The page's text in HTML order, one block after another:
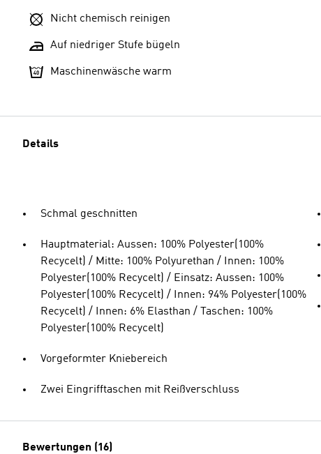
Nicht chemisch reinigen
Auf niedriger Stufe bügeln
Maschinenwäsche warm
Details
Schmal geschnitten
Hauptmaterial: Aussen: 100% Polyester(100%
Recycelt) / Mitte: 100% Polyurethan / Innen: 100%
Polyester(100% Recycelt) / Einsatz: Aussen: 100%
Polyester(100% Recycelt) / Innen: 94% Polyester(100%
Recycelt) / Innen: 6% Elasthan / Taschen: 100%
Polyester(100% Recycelt)
Vorgeformter Kniebereich
Zwei Eingrifftaschen mit Reißverschluss
Bewertungen (16)